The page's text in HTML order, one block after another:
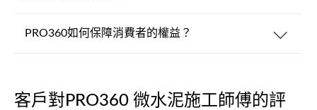
PRO360如何保障消費者的權益？
客戶對PRO360 微水泥施工師傅的評